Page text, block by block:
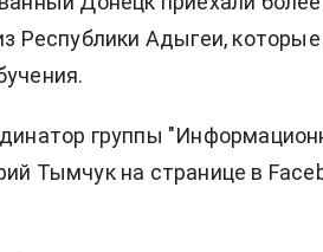
Республики Адыгеи,
группы
Тымчук на странице в